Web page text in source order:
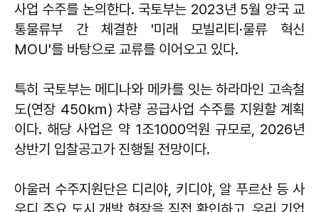
사업 수주를 논의한다. 국토부는 2023년 5월 양국 교
통물류부 간 체결한 '미래 모빌리티·물류 혁신
MOU'를 바탕으로 교류를 이어오고 있다.
특히 국토부는 메디나와 메카를 잇는 하라마인 고속철
도(연장 450㎞) 차량 공급사업 수주를 지원할 계획
이다. 해당 사업은 약 1조1000억원 규모로, 2026년
상반기 입찰공고가 진행될 전망이다.
아울러 수주지원단은 디리야, 키디야, 알 푸르산 등 사